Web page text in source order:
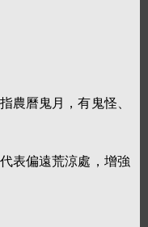
農曆鬼月，有鬼怪、
表偏遠荒涼處，增強